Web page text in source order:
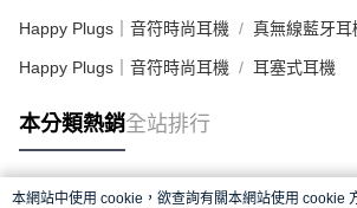
Happy Plugs｜音符時尚耳機 真無線藍牙耳
Happy Plugs｜音符時尚耳機 耳塞式耳機
本分類熱銷全站排行
本網站中使用 cookie，欲查詢有關本網站使用 cookie